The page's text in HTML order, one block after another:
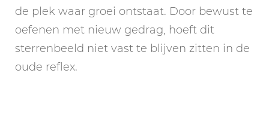
de plek waar groei ontstaat. Door bewust te
oefenen met nieuw gedrag, hoeft dit
sterrenbeeld niet vast te blijven zitten in de
oude reflex.